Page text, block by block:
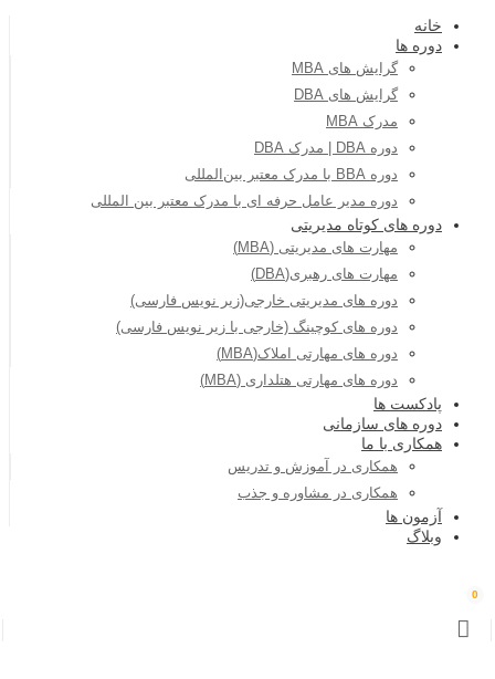
خانه
دوره ها
گرایش های MBA
گرایش های DBA
مدرک MBA
دوره DBA | مدرک DBA
دوره BBA با مدرک معتبر بین‌المللی
دوره مدیر عامل حرفه ای با مدرک معتبر بین المللی
دوره های کوتاه مدیریتی
مهارت های مدیریتی (MBA)
مهارت های رهبری(DBA)
دوره های مدیریتی خارجی(زیر نویس فارسی)
دوره های کوچینگ (خارجی با زیر نویس فارسی)
دوره های مهارتی املاک(MBA)
دوره های مهارتی هتلداری (MBA)
پادکست ها
دوره های سازمانی
همکاری با ما
همکاری در آموزش و تدریس
همکاری در مشاوره و جذب
آزمون ها
وبلاگ
0